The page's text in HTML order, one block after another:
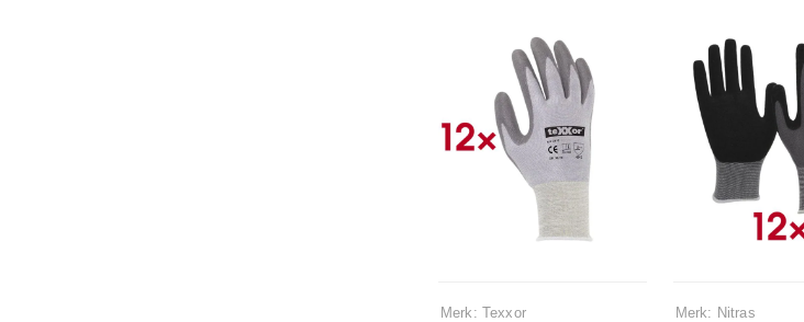
Merk: Texxor Merk: Nitras